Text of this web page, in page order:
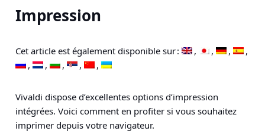
Impression
Cet article est également disponible sur :
Vivaldi dispose d’excellentes options d’impression
intégrées. Voici comment en profiter si vous souhaitez
imprimer depuis votre navigateur.